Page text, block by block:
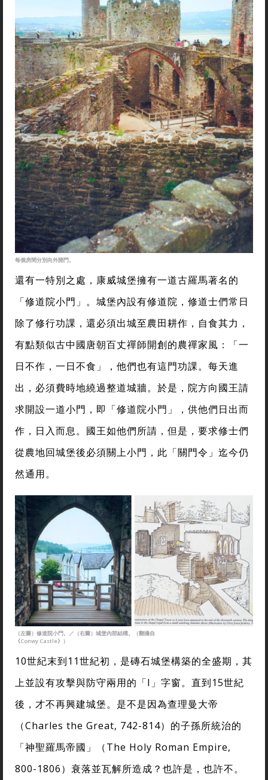
每個房間分別向外開門。
還有一特別之處，康威城堡擁有一道古羅馬著名的
「修道院小門」。城堡內設有修道院，修道士們常日
除了修行功課，還必須出城至農田耕作，自食其力，
有點類似古中國唐朝百丈禪師開創的農禪家風：「一
日不作，一日不食」，他們也有這門功課。每天進
出，必須費時地繞過整道城牆。於是，院方向國王請
求開設一道小門，即「修道院小門」，供他們日出而
作，日入而息。國王如他們所請，但是，要求修士們
從農地回城堡後必須關上小門，此「關門令」迄今仍
然通用。
（左圖）修道院小門。／（右圖）城堡內部結構。（翻攝自
《Conwy Castle》）
10世紀末到11世紀初，是磚石城堡構築的全盛期，其
上並設有攻擊與防守兩用的「I」字窗。直到15世紀
後，才不再興建城堡。是不是因為查理曼大帝
（Charles the Great, 742-814）的子孫所統治的
「神聖羅馬帝國」（The Holy Roman Empire,
800-1806）衰落並瓦解所造成？也許是，也許不。